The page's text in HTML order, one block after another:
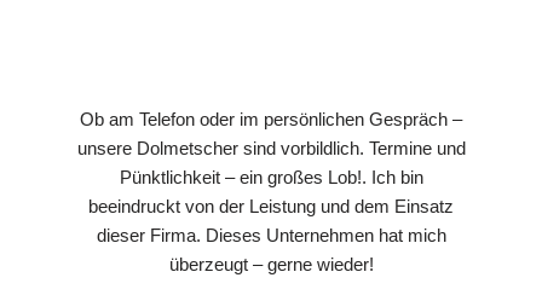
Ob am Telefon oder im persönlichen Gespräch –
unsere Dolmetscher sind vorbildlich. Termine und
Pünktlichkeit – ein großes Lob!. Ich bin
beeindruckt von der Leistung und dem Einsatz
dieser Firma. Dieses Unternehmen hat mich
überzeugt – gerne wieder!